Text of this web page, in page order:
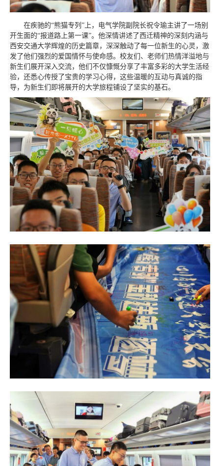
在疾驰的“熊猫专列”上，电气学院副院长祝令瑜主讲了一场别
开生面的“报道路上第一课”。他深情讲述了西迁精神的深刻内涵与
西安交通大学辉煌的历史篇章，深深触动了每一位新生的心灵，激
发了他们强烈的爱国情怀与使命感。校友们、老师们热情洋溢地与
新生们展开深入交流，他们不仅慷慨分享了丰富多彩的大学生活经
验，还悉心传授了宝贵的学习心得，这些温暖的互动与真诚的指
导，为新生们即将展开的大学旅程铺设了坚实的基石。